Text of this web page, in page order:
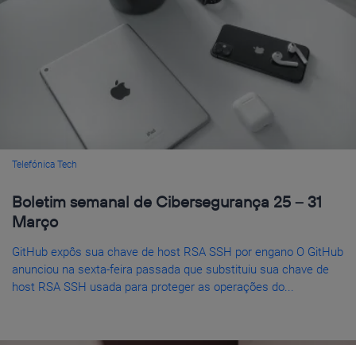
Telefónica Tech
Boletim semanal de Cibersegurança 25 – 31
Março
GitHub expôs sua chave de host RSA SSH por engano O GitHub
anunciou na sexta-feira passada que substituiu sua chave de
host RSA SSH usada para proteger as operações do...